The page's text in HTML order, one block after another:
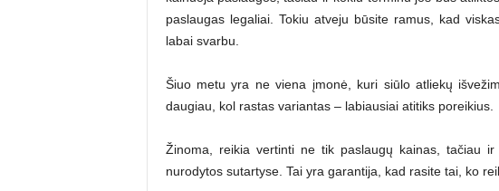
paslaugas legaliai. Tokiu atveju būsite ramus, kad
labai svarbu.
Šiuo metu yra ne viena įmonė, kuri siūlo atliekų
daugiau, kol rastas variantas – labiausiai atitiks poreikius.
Žinoma, reikia vertinti ne tik paslaugų kainas, tačiau
nurodytos sutartyse. Tai yra garantija, kad rasite tai, ko